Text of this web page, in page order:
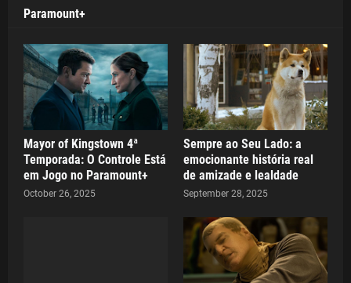
Paramount+
Mayor of Kingstown 4ª
Temporada: O Controle Está
em Jogo no Paramount+
October 26, 2025
Sempre ao Seu Lado: a
emocionante história real
de amizade e lealdade
September 28, 2025